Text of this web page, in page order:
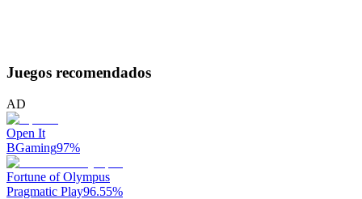
Juegos recomendados
AD
Open It
BGaming97%
Fortune of Olympus
Pragmatic Play96.55%